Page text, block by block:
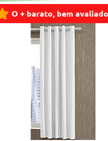
O + barato, bem